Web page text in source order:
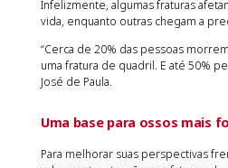
Infelizmente, algumas fraturas
vida, enquanto outras chegam a
“Cerca de 20% das pessoas
uma fratura de quadril. E até 50%
José de Paula.
Uma base para ossos mais
Para melhorar suas perspectivas